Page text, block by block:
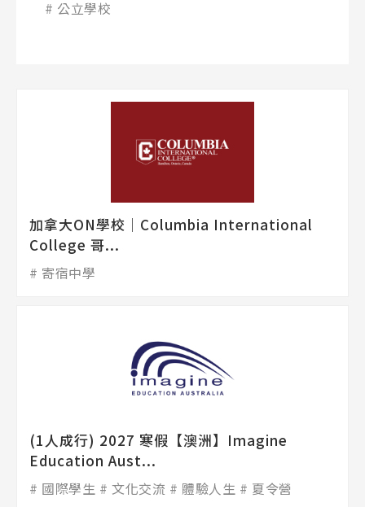
公立學校
加拿大ON學校│Columbia International
College 哥...
寄宿中學
(1人成行) 2027 寒假【澳洲】Imagine
Education Aust...
國際學生 文化交流 體驗人生 夏令營